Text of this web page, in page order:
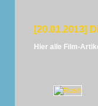
[20.01.2013]
Hier alle Film-